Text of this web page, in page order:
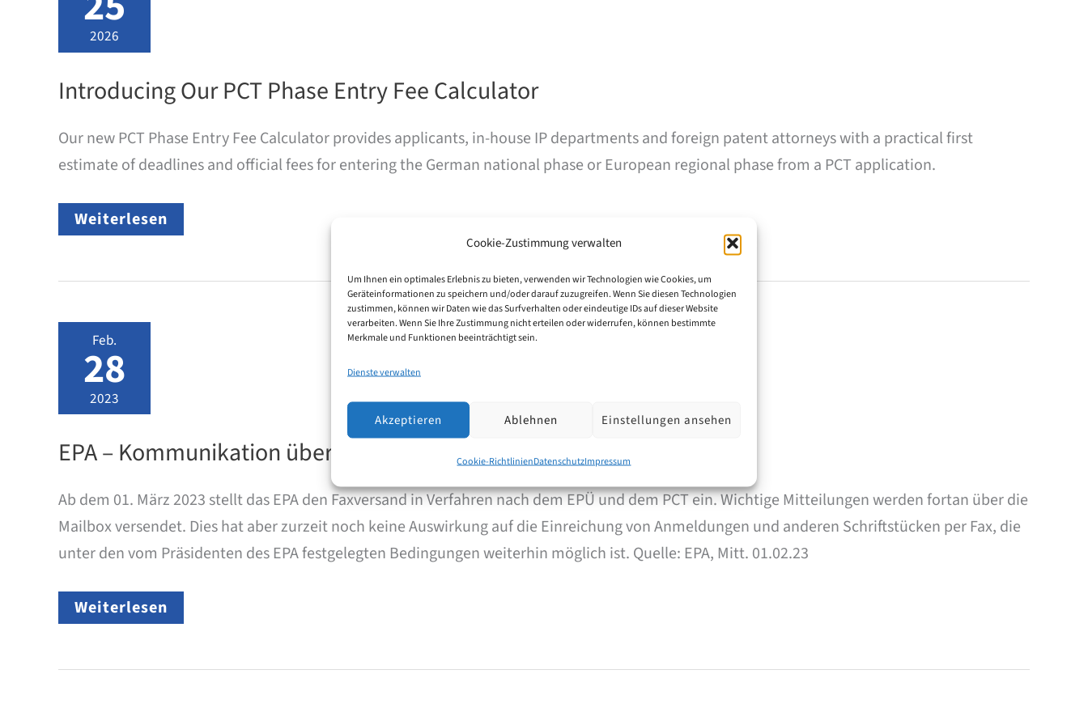
Cookie-Zustimmung verwalten
Um Ihnen ein optimales Erlebnis zu bieten, verwenden wir Technologien wie Cookies, um
Geräteinformationen zu speichern und/oder darauf zuzugreifen. Wenn Sie diesen Technologien
zustimmen, können wir Daten wie das Surfverhalten oder eindeutige IDs auf dieser Website
verarbeiten. Wenn Sie Ihre Zustimmung nicht erteilen oder widerrufen, können bestimmte
Merkmale und Funktionen beeinträchtigt sein.
Dienste verwalten
Akzeptieren Ablehnen Einstellungen ansehen
Cookie-RichtlinienDatenschutzImpressum
2026
Introducing Our PCT Phase Entry Fee Calculator
Our new PCT Phase Entry Fee Calculator provides applicants, in-house IP departments and foreign patent attorneys with a practical first
estimate of deadlines and official fees for entering the German national phase or European regional phase from a PCT application.
Introducing
Our
Entry
Weiterlesen
Feb.
28
2023
EPA – Kommunikation über FAX
Ab dem 01. März 2023 stellt das EPA den Faxversand in Verfahren nach dem EPÜ und dem PCT ein. Wichtige Mitteilungen werden fortan über die
Mailbox versendet. Dies hat aber zurzeit noch keine Auswirkung auf die Einreichung von Anmeldungen und anderen Schriftstücken per Fax, die
unter den vom Präsidenten des EPA festgelegten Bedingungen weiterhin möglich ist. Quelle: EPA, Mitt. 01.02.23
EPA
–
FAX
Weiterlesen